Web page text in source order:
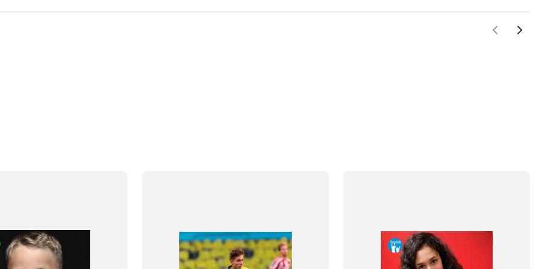
2. klasse 3. klasse 4. klasse 5. klasse 6. klasse
FORMAT
Flergangsbog
4. klasse 5. klasse 6. klasse
Flergangsbog